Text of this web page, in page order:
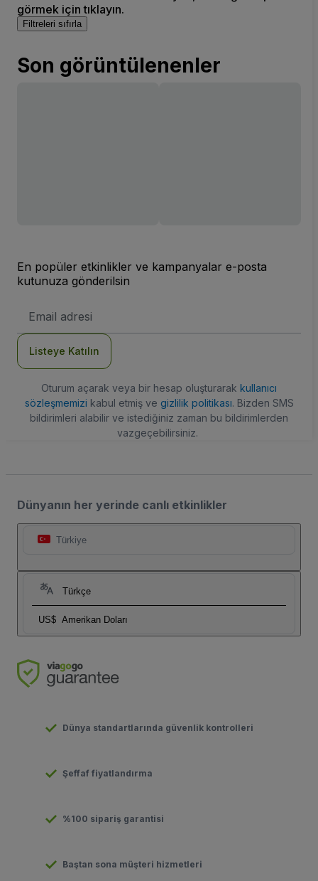
görmek için tıklayın.
Filtreleri sıfırla
Son görüntülenenler
En popüler etkinlikler ve kampanyalar e-posta
kutunuza gönderilsin
posta
Listeye Katılın
Oturum açarak veya bir hesap oluşturarak kullanıcı
sözleşmemizi kabul etmiş ve gizlilik politikası. Bizden SMS
bildirimleri alabilir ve istediğiniz zaman bu bildirimlerden
vazgeçebilirsiniz.
Dünyanın her yerinde canlı etkinlikler
Türkiye
Türkçe
US$ Amerikan Doları
Dünya standartlarında güvenlik kontrolleri
Şeffaf fiyatlandırma
%100 sipariş garantisi
Baştan sona müşteri hizmetleri